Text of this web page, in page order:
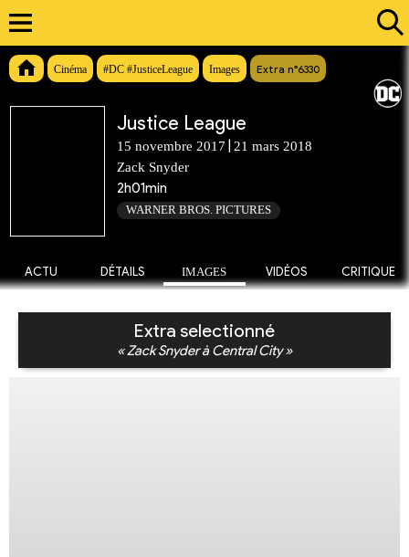
Cinéma #DC #JusticeLeague Images Extra n°6330
Justice League
15 novembre 2017
21 mars 2018
Zack Snyder
2h01min
WARNER BROS. PICTURES
ACTU DÉTAILS IMAGES VIDÉOS CRITIQUE
Extra selectionné
« Zack Snyder à Central City »